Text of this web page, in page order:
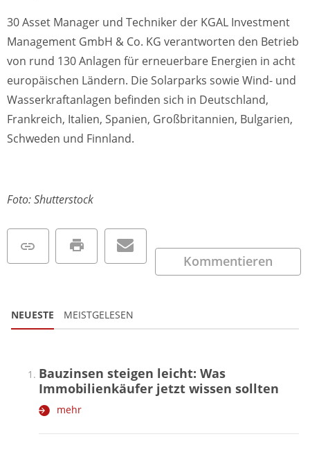
30 Asset Manager und Techniker der KGAL Investment
Management GmbH & Co. KG verantworten den Betrieb
von rund 130 Anlagen für erneuerbare Energien in acht
europäischen Ländern. Die Solarparks sowie Wind- und
Wasserkraftanlagen befinden sich in Deutschland,
Frankreich, Italien, Spanien, Großbritannien, Bulgarien,
Schweden und Finnland.
Foto: Shutterstock
Kommentieren
NEUESTE MEISTGELESEN
Bauzinsen steigen leicht: Was
Immobilienkäufer jetzt wissen sollten
mehr